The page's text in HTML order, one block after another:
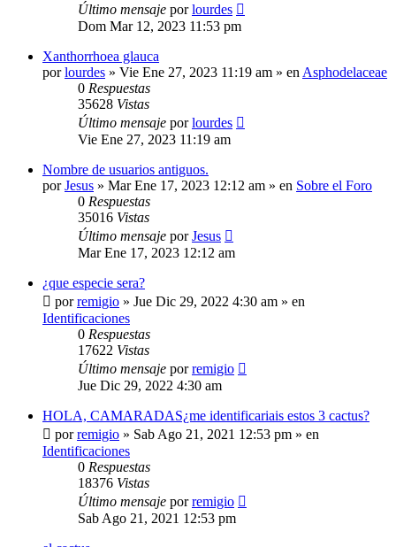
Último mensaje porlourdes
Dom Mar 12, 2023 11:53 pm
Xanthorrhoea glauca
porlourdes » Vie Ene 27, 2023 11:19 am » en Asphodelaceae
0 Respuestas
35628 Vistas
Último mensaje porlourdes
Vie Ene 27, 2023 11:19 am
Nombre de usuarios antiguos.
porJesus » Mar Ene 17, 2023 12:12 am » en Sobre el Foro
0 Respuestas
35016 Vistas
Último mensaje porJesus
Mar Ene 17, 2023 12:12 am
¿que especie sera?
porremigio » Jue Dic 29, 2022 4:30 am » en
Identificaciones
0 Respuestas
17622 Vistas
Último mensaje porremigio
Jue Dic 29, 2022 4:30 am
HOLA, CAMARADAS¿me identificariais estos 3 cactus?
porremigio » Sab Ago 21, 2021 12:53 pm » en
Identificaciones
0 Respuestas
18376 Vistas
Último mensaje porremigio
Sab Ago 21, 2021 12:53 pm